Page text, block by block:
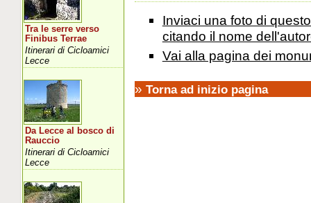
Inviaci una foto di
citando il nome
Vai alla pagina dei
» Torna ad inizio pagina
Tra le serre verso
Finibus Terrae
Itinerari di Cicloamici
Lecce
Da Lecce al bosco di
Rauccio
Itinerari di Cicloamici
Lecce